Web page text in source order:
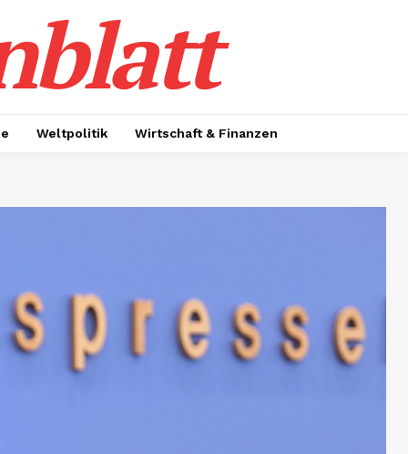
Weltpolitik Wirtschaft & Finanzen